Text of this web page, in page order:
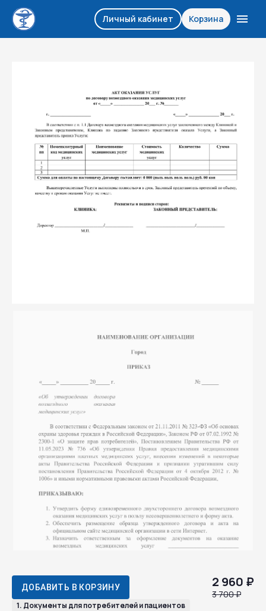
Личный кабинет Корзина
1. Документы для потребителей и пациентов
2 960 ₽
3 700 ₽
ДОБАВИТЬ В КОРЗИНУ